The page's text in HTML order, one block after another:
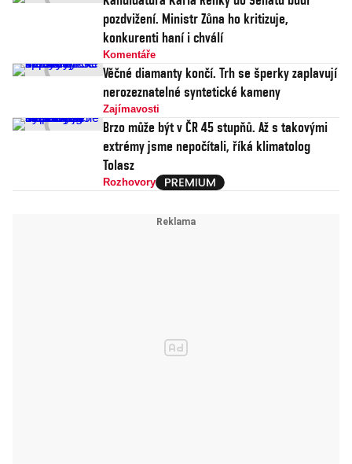
pozdvižení. Ministr Zůna ho kritizuje,
konkurenti haní i chválí
Komentáře
Věčné diamanty končí. Trh se šperky zaplavují
nerozeznatelné syntetické kameny
Zajímavosti
Brzo může být v ČR 45 stupňů. Až s takovými
extrémy jsme nepočítali, říká klimatolog
Tolasz
Rozhovory